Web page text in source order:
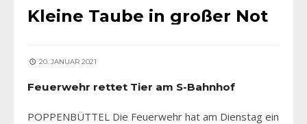
Kleine Taube in großer Not
20. JANUAR 2021
Feuerwehr rettet Tier am S-Bahnhof
POPPENBÜTTEL Die Feuerwehr hat am Dienstag ein